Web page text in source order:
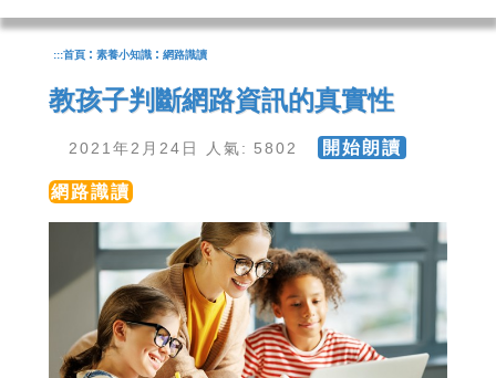
:::首頁 : 素養小知識 : 網路識讀
教孩子判斷網路資訊的真實性
2021年2月24日 人氣: 5802 開始朗讀
網路識讀